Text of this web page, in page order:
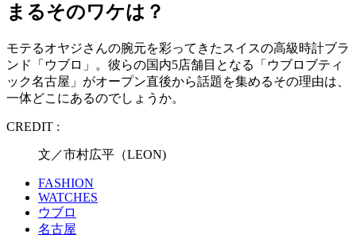
まるそのワケは？
モテるオヤジさんの腕元を彩ってきたスイスの高級時計ブラ
ンド「ウブロ」。彼らの国内5店舗目となる「ウブロブティ
ック名古屋」がオープン直後から話題を集めるその理由は、
一体どこにあるのでしょうか。
CREDIT :
文／市村広平（LEON)
FASHION
WATCHES
ウブロ
名古屋